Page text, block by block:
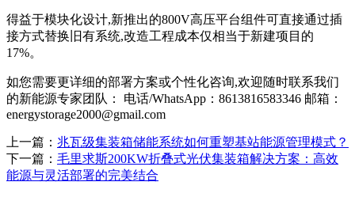
得益于模块化设计,新推出的800V高压平台组件可直接通过插
接方式替换旧有系统,改造工程成本仅相当于新建项目的
17%。
如您需要更详细的部署方案或个性化咨询,欢迎随时联系我们
的新能源专家团队： 电话/WhatsApp：8613816583346 邮箱：
energystorage2000@gmail.com
上一篇： 兆瓦级集装箱储能系统如何重塑基站能源管理模式？
下一篇： 毛里求斯200KW折叠式光伏集装箱解决方案：高效
能源与灵活部署的完美结合